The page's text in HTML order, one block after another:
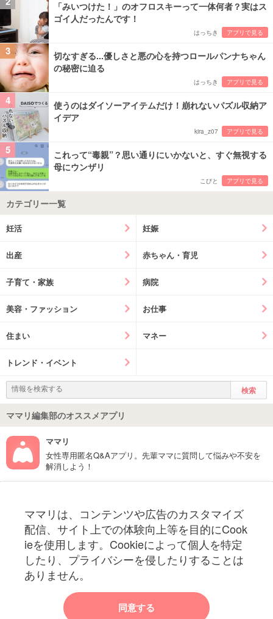
「みいつけた！」のオフロスキーって一体何者？実はス
ゴイ人だったんです！
はっちき アプリで見る
3
切なすぎる...優しさと悪の心を持つロールパンナちゃん
の秘密に迫る
はっちき アプリで見る
4
使うのはダイソーアイテムだけ！崩れないパズル収納ア
イデア
kira_z07 アプリで見る
5
これって“毒親”？思い通りにいかないと、すぐ無視する
母にウンザリ
こびと アプリで見る
カテゴリー一覧
妊活 妊娠
出産 赤ちゃん・育児
子育て・家族 病院
美容・ファッション お仕事
住まい マネー
トレンド・イベント
ママリ編集部のオススメアプリ
ママリ
女性専用匿名Q&Aアプリ。先輩ママに質問して悩みや不安を
解消しよう！
ママリは、コンテンツや広告のカスタマイズ
配信、サイト上での体験向上等を目的にCook
ieを使用します。Cookieによって個人を特定
したり、プライバシーを侵したりすることは
ありません。
同意する
妊娠〜子育て中のお役立ち情報を配信中
ママリからのお知らせ